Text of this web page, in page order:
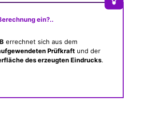
ein?..
errechnet sich aus dem
Prüfkraft und der
des erzeugten Eindrucks.